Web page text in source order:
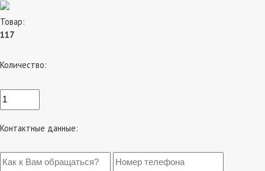
Товар:
117
Количество:
Контактные данные: